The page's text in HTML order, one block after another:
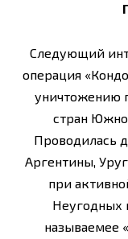
Следующий
операция
уничтожению
стран
Проводилась
Аргентины,
при
Неугодных
называемее